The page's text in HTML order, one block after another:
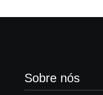
Sobre nós